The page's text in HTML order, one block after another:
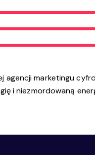
agencji marketingu
i niezmordowaną